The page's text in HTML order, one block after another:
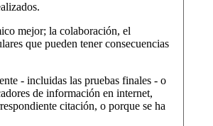
mejor; la colaboración, el
que pueden tener consecuencias
- incluidas las pruebas finales - o
de información en internet,
citación, o porque se ha